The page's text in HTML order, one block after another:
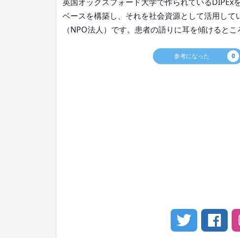
ベースを構築し、それを社会資源として活用し
（NPO法人）です。患者の語りに耳を傾けると
参考になった 0